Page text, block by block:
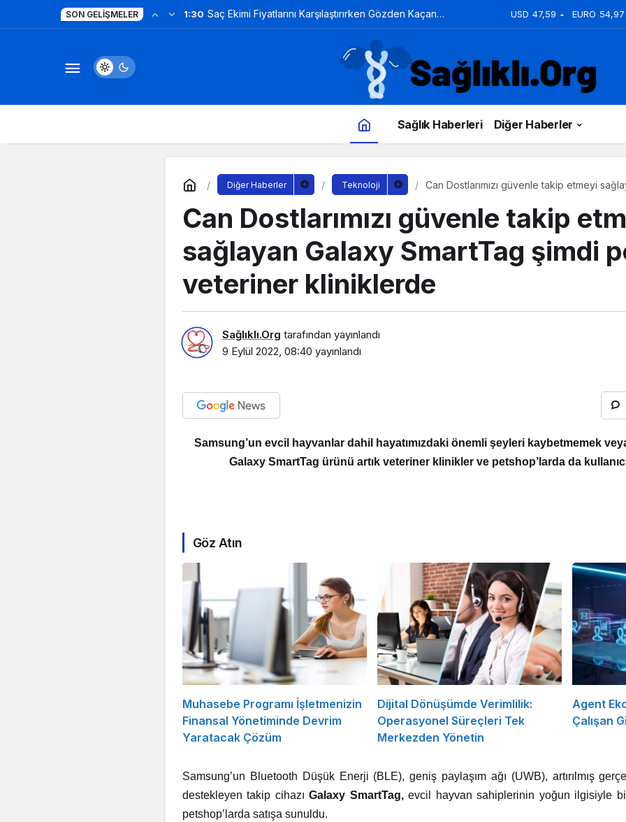
SON GELIŞMELER 1:30 Saç Ekimi Fiyatlarını Karşılaştırırken Gözden Kaçan USD 47,59 EURO 54,97
Sağlık Haberleri Diğer Haberler
Diğer Haberler Teknoloji
Can Dostlarımızı güvenle takip etmeyi
Can Dostlarımızı güvenle takip
sağlayan Galaxy SmartTag şimdi
veteriner kliniklerde
Sağlıklı.Org tarafından yayınlandı
9 Eylül 2022, 08:40 yayınlandı
Samsung’un evcil hayvanlar dahil hayatımızdaki önemli şeyleri kaybetmemek
Galaxy SmartTag ürünü artık veteriner klinikler ve petshop’larda da
Göz Atın
Muhasebe Programı İşletmenizin
Finansal Yönetiminde Devrim
Yaratacak Çözüm
Dijital Dönüşümde Verimlilik:
Operasyonel Süreçleri Tek
Merkezden Yönetin
Agent
Çalışan
Samsung’un Bluetooth Düşük Enerji (BLE), geniş paylaşım ağı (UWB), artırılmış
destekleyen takip cihazıGalaxy SmartTag,evcil hayvan sahiplerinin yoğun ilgisiyle
petshop’larda satışa sunuldu.